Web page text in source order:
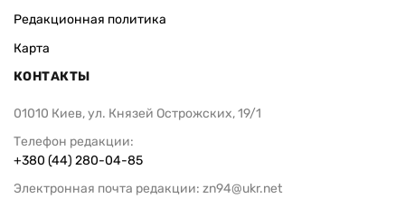
Редакционная политика
Карта
КОНТАКТЫ
01010 Киев, ул. Князей Острожских, 19/1
Телефон редакции:
+380 (44) 280-04-85
Электронная почта редакции: zn94@ukr.net